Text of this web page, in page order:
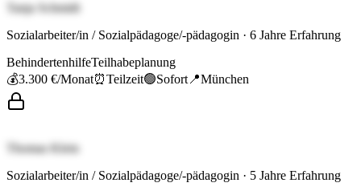
Tanja Schmidt
Sozialarbeiter/in / Sozialpädagoge/-pädagogin · 6 Jahre Erfahrung
BehindertenhilfeTeilhabeplanung
💰3.300 €/Monat⏰Teilzeit🟢Sofort 📍München
Thomas Klein
Sozialarbeiter/in / Sozialpädagoge/-pädagogin · 5 Jahre Erfahrung